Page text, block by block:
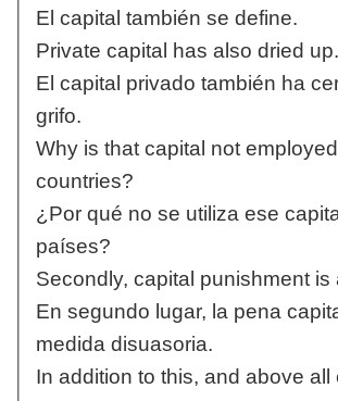
El capital también se define.
Private capital has also dried up.
El capital privado también ha
grifo.
Why is that capital not
countries?
¿Por qué no se utiliza ese
países?
Secondly, capital punishment is
En segundo lugar, la pena
medida disuasoria.
In addition to this, and above all